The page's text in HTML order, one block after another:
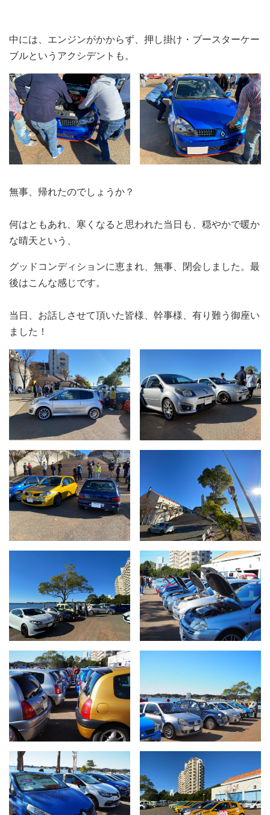
中には、エンジンがかからず、押し掛け・ブースターケー
ブルというアクシデントも。
無事、帰れたのでしょうか？
何はともあれ、寒くなると思われた当日も、穏やかで暖か
な晴天という、
グッドコンディションに恵まれ、無事、閉会しました。最
後はこんな感じです。
当日、お話しさせて頂いた皆様、幹事様、有り難う御座い
ました！